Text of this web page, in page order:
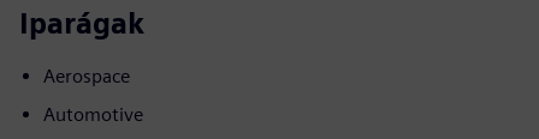
Iparágak
Aerospace
Automotive